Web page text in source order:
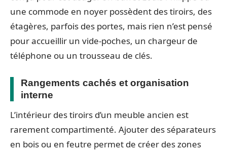
une commode en noyer possèdent des tiroirs, des
étagères, parfois des portes, mais rien n’est pensé
pour accueillir un vide-poches, un chargeur de
téléphone ou un trousseau de clés.
Rangements cachés et organisation
interne
L’intérieur des tiroirs d’un meuble ancien est
rarement compartimenté. Ajouter des séparateurs
en bois ou en feutre permet de créer des zones